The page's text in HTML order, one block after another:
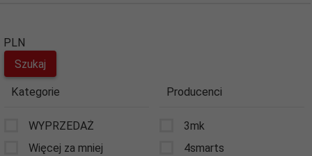
PLN
Kategorie
WYPRZEDAŻ
Więcej za mniej
Producenci
3mk
4smarts